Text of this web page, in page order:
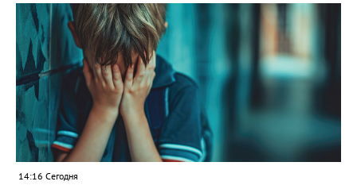
произнёс автор видео. В комментариях выяснилось, что
подобные случаи в Нижневартовске происходят не впервые.
Жители разных районов рассказывают о неожиданных
встречах с этими ночными хищниками. «Еле выгнали в окно»,
— поделилась вартовчанка Екатерина, вспомнив случай в
квартире на улице Мира, 27. Напомним: летучие мыши не
агрессивны и не опасны для человека, они питаются
насекомыми и часто залетают в жильё случайно, привлечённые
светом. Специалисты советуют не трогать их голыми руками, а
открыть окно и дать возможность вылететь самостоятельно.
14:16 Сегодня